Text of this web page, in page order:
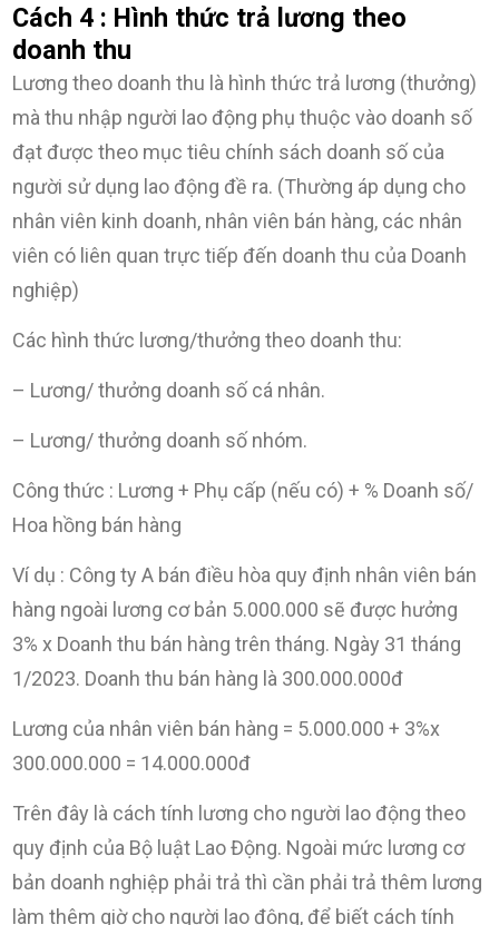
Cách 4 : Hình thức trả lương theo
doanh thu
Lương theo doanh thu là hình thức trả lương (thưởng)
mà thu nhập người lao động phụ thuộc vào doanh số
đạt được theo mục tiêu chính sách doanh số của
người sử dụng lao động đề ra. (Thường áp dụng cho
nhân viên kinh doanh, nhân viên bán hàng, các nhân
viên có liên quan trực tiếp đến doanh thu của Doanh
nghiệp)
Các hình thức lương/thưởng theo doanh thu:
– Lương/ thưởng doanh số cá nhân.
– Lương/ thưởng doanh số nhóm.
Công thức : Lương + Phụ cấp (nếu có) + % Doanh số/
Hoa hồng bán hàng
Ví dụ : Công ty A bán điều hòa quy định nhân viên bán
hàng ngoài lương cơ bản 5.000.000 sẽ được hưởng
3% x Doanh thu bán hàng trên tháng. Ngày 31 tháng
1/2023. Doanh thu bán hàng là 300.000.000đ
Lương của nhân viên bán hàng = 5.000.000 + 3%x
300.000.000 = 14.000.000đ
Trên đây là cách tính lương cho người lao động theo
quy định của Bộ luật Lao Động. Ngoài mức lương cơ
bản doanh nghiệp phải trả thì cần phải trả thêm lương
làm thêm giờ cho người lao động, để biết cách tính